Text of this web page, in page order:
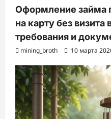
Оформление займа
на карту без
требования и
mining_broth 10 марта